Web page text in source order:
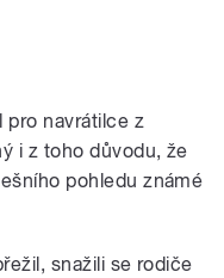
pro navrátilce z
i z toho důvodu, že
pohledu známé
snažili se rodiče